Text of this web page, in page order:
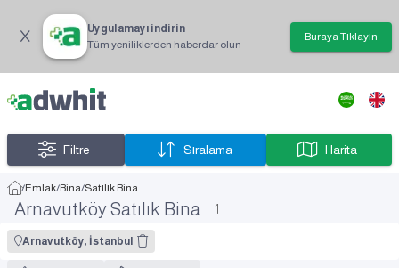
Uygulamayı indirin
Tüm yeniliklerden haberdar olun
Buraya Tıklayın
Filtre Sıralama Harita
/Emlak/Bina/Satılık Bina
Arnavutköy Satılık Bina 1
Arnavutköy, İstanbul